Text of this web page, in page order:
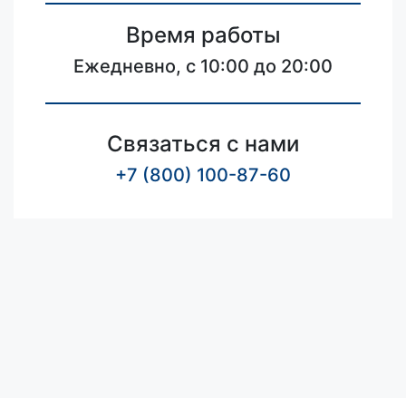
Время работы
Ежедневно, с 10:00 до 20:00
Связаться с нами
+7 (800) 100-87-60